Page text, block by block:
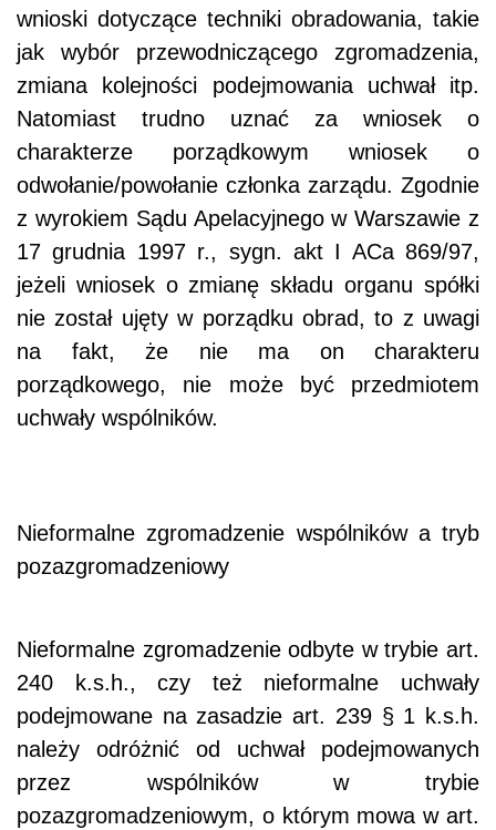
wnioski dotyczące techniki obradowania, takie
jak wybór przewodniczącego zgromadzenia,
zmiana kolejności podejmowania uchwał itp.
Natomiast trudno uznać za wniosek o
charakterze porządkowym wniosek o
odwołanie/powołanie członka zarządu. Zgodnie
z wyrokiem Sądu Apelacyjnego w Warszawie z
17 grudnia 1997 r., sygn. akt I ACa 869/97,
jeżeli wniosek o zmianę składu organu spółki
nie został ujęty w porządku obrad, to z uwagi
na fakt, że nie ma on charakteru
porządkowego, nie może być przedmiotem
uchwały wspólników.
Nieformalne zgromadzenie wspólników a tryb
pozazgromadzeniowy
Nieformalne zgromadzenie odbyte w trybie art.
240 k.s.h., czy też nieformalne uchwały
podejmowane na zasadzie art. 239 § 1 k.s.h.
należy odróżnić od uchwał podejmowanych
przez wspólników w trybie
pozazgromadzeniowym, o którym mowa w art.